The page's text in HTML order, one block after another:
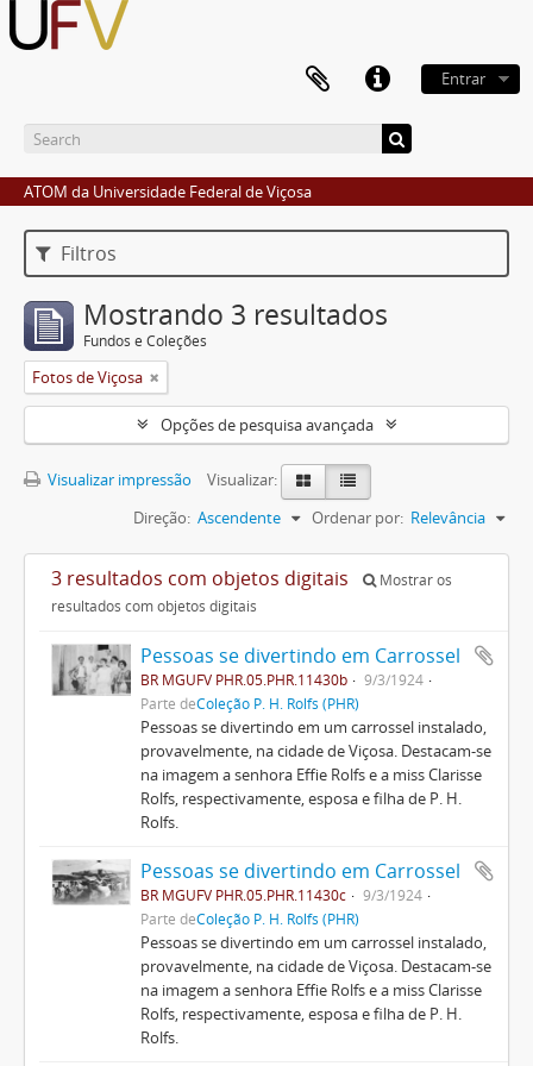
Entrar
ATOM da Universidade Federal de Viçosa
Filtros
Mostrando 3 resultados
Fundos e Coleções
Fotos de Viçosa
Opções de pesquisa avançada
Visualizar impressão
Visualizar:
Ordenar por: Relevância
Direção: Ascendente
3 resultados com objetos digitais
Mostrar os
resultados com objetos digitais
Pessoas se divertindo em Carrossel
BR MGUFV PHR.05.PHR.11430b
9/3/1924
Parte deColeção P. H. Rolfs (PHR)
Pessoas se divertindo em um carrossel instalado,
provavelmente, na cidade de Viçosa. Destacam-se
na imagem a senhora Effie Rolfs e a miss Clarisse
Rolfs, respectivamente, esposa e filha de P. H.
Rolfs.
Pessoas se divertindo em Carrossel
BR MGUFV PHR.05.PHR.11430c
9/3/1924
Parte deColeção P. H. Rolfs (PHR)
Pessoas se divertindo em um carrossel instalado,
provavelmente, na cidade de Viçosa. Destacam-se
na imagem a senhora Effie Rolfs e a miss Clarisse
Rolfs, respectivamente, esposa e filha de P. H.
Rolfs.